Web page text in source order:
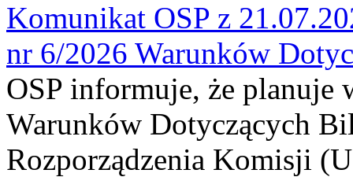
Komunikat OSP z
nr 6/2026 Warunków
OSP informuje, że planuje
Warunków Dotyczących
Rozporządzenia Komisji